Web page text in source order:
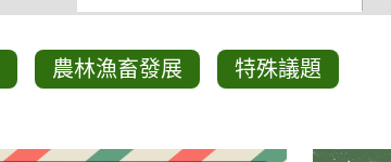
農林漁畜發展 特殊議題